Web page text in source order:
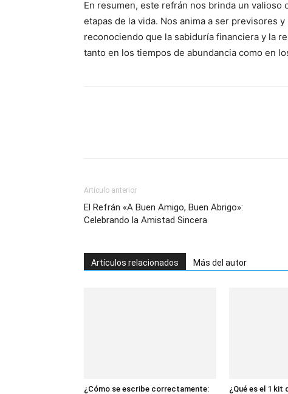
En resumen, este refrán nos brinda un
etapas de la vida. Nos anima a ser previsores
reconociendo que la sabiduría financiera y la
tanto en los tiempos de abundancia como en
Artículo anterior
El Refrán «A Buen Amigo, Buen Abrigo»:
Celebrando la Amistad Sincera
Artículos relacionados Más del autor
¿Cómo se escribe correctamente: ¿Qué es el 1 kit